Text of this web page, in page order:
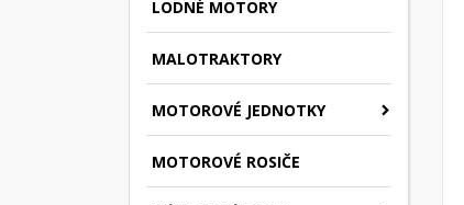
LODNÉ MOTORY
MALOTRAKTORY
MOTOROVÉ JEDNOTKY
MOTOROVÉ ROSIČE